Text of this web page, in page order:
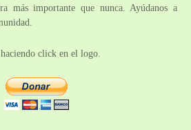
más importante que nunca. Ayúdanos a
click en el logo.